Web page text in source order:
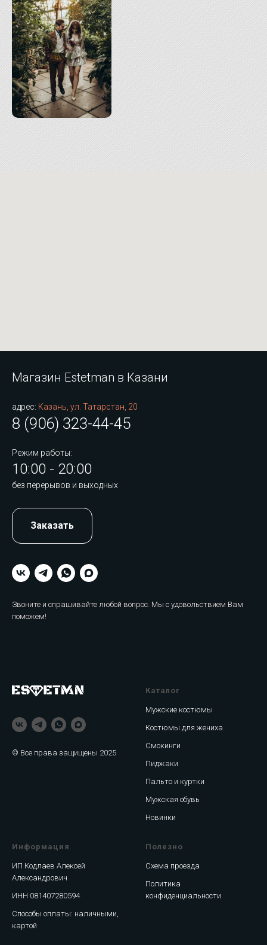
Магазин Estetman в Казани
адрес: Казань, ул. Татарстан, 20
8 (906) 323-44-45
Режим работы:
10:00 - 20:00
без перерывов и выходных
Заказать
Звоните и спрашивайте любой вопрос. Мы с удовольствием Вам
поможем!
© Все права защищены 2025
Каталог
Мужские костюмы
Костюмы для жениха
Смокинги
Пиджаки
Пальто и куртки
Мужская обувь
Новинки
Информация
ИП Кодлаев Алексей
Александрович
ИНН 081407280594
Способы оплаты: наличными,
картой
Полезно
Схема проезда
Политика
конфиденциальности